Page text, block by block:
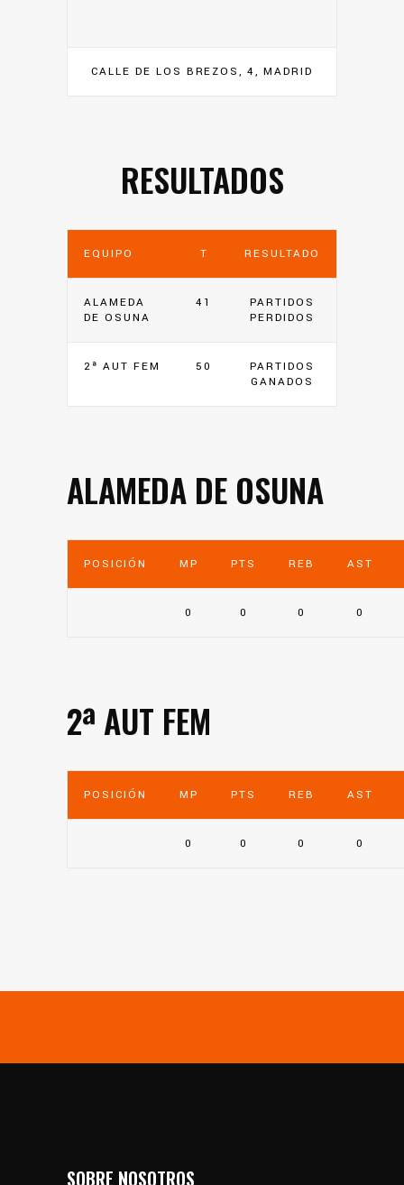
CALLE DE LOS BREZOS, 4, MADRID
RESULTADOS
EQUIPO T RESULTADO
ALAMEDA
DE OSUNA
41
PARTIDOS
PERDIDOS
2ª AUT FEM 50
PARTIDOS
GANADOS
ALAMEDA DE OSUNA
POSICIÓN MP PTS REB AST
0 0 0 0
2ª AUT FEM
POSICIÓN MP PTS REB AST
0 0 0 0
SOBRE NOSOTROS